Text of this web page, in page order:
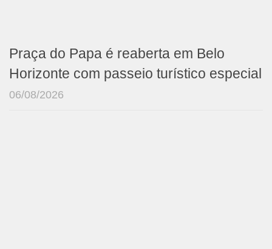
Praça do Papa é reaberta em Belo
Horizonte com passeio turístico especial
06/08/2026